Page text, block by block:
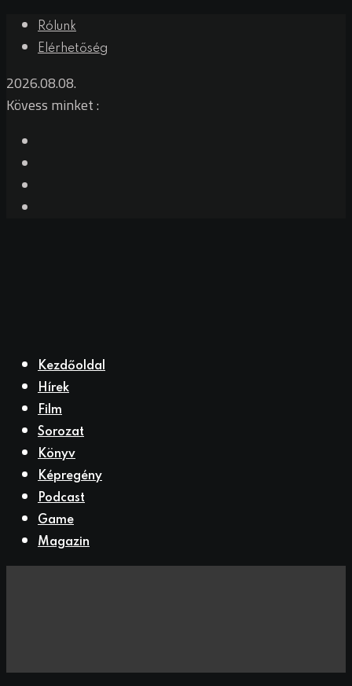
Rólunk
Elérhetőség
2026.08.08.
Kövess minket :
Kezdőoldal
Hírek
Film
Sorozat
Könyv
Képregény
Podcast
Game
Magazin